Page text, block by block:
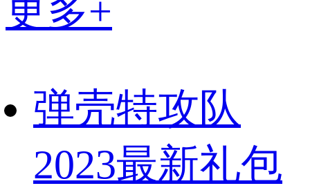
更多+
弹壳特攻队
2023最新礼包